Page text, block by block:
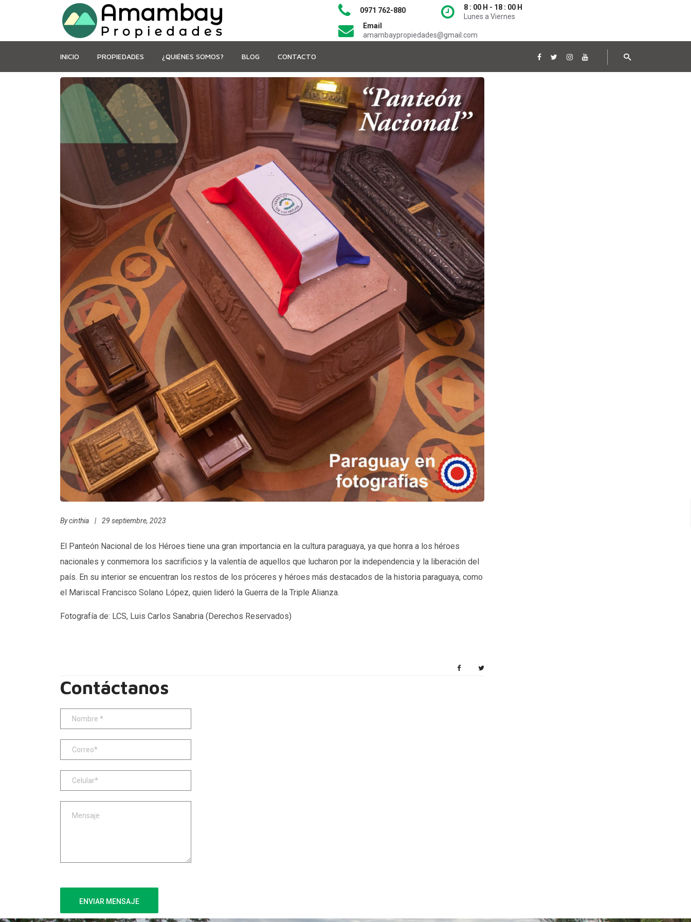
0971 762-880
8 : 00 H - 18 : 00 H
Lunes a Viernes
Email
amambaypropiedades@gmail.com
INICIO PROPIEDADES ¿QUIÉNES SOMOS? BLOG CONTACTO
Bycinthia | 29 septiembre, 2023
El Panteón Nacional de los Héroes tiene una gran importancia en la cultura paraguaya, ya que honra a los héroes
nacionales y conmemora los sacrificios y la valentía de aquellos que lucharon por la independencia y la liberación del
país. En su interior se encuentran los restos de los próceres y héroes más destacados de la historia paraguaya, como
el Mariscal Francisco Solano López, quien lideró la Guerra de la Triple Alianza.
Fotografía de: LCS, Luis Carlos Sanabria (Derechos Reservados)
Contáctanos
ENVIAR MENSAJE